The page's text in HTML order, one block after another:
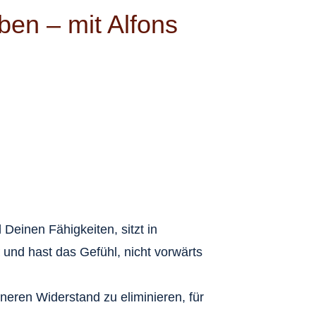
– mit Alfons
Fähigkeiten, sitzt in
hast das Gefühl, nicht vorwärts
Widerstand zu eliminieren, für